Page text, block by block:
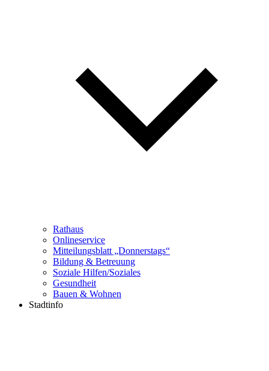
Rathaus
Onlineservice
Mitteilungsblatt „Donnerstags“
Bildung & Betreuung
Soziale Hilfen/Soziales
Gesundheit
Bauen & Wohnen
Stadtinfo